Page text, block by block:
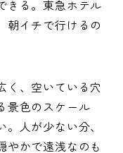
きる。東急ホテル
朝イチで行けるの
く、空いている穴
景色のスケール
人が少ない分、
やかで遠浅なのも